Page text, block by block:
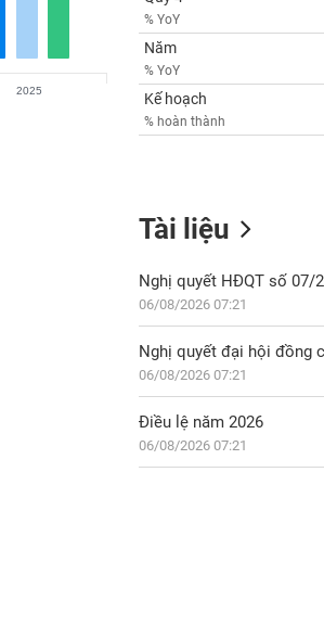
2025
% YoY
Năm
% YoY
Kế hoạch
% hoàn thành
Tài liệu
06/08/2026 07:21
Nghị quyết đại hội đồng
06/08/2026 07:21
Điều lệ năm 2026
06/08/2026 07:21